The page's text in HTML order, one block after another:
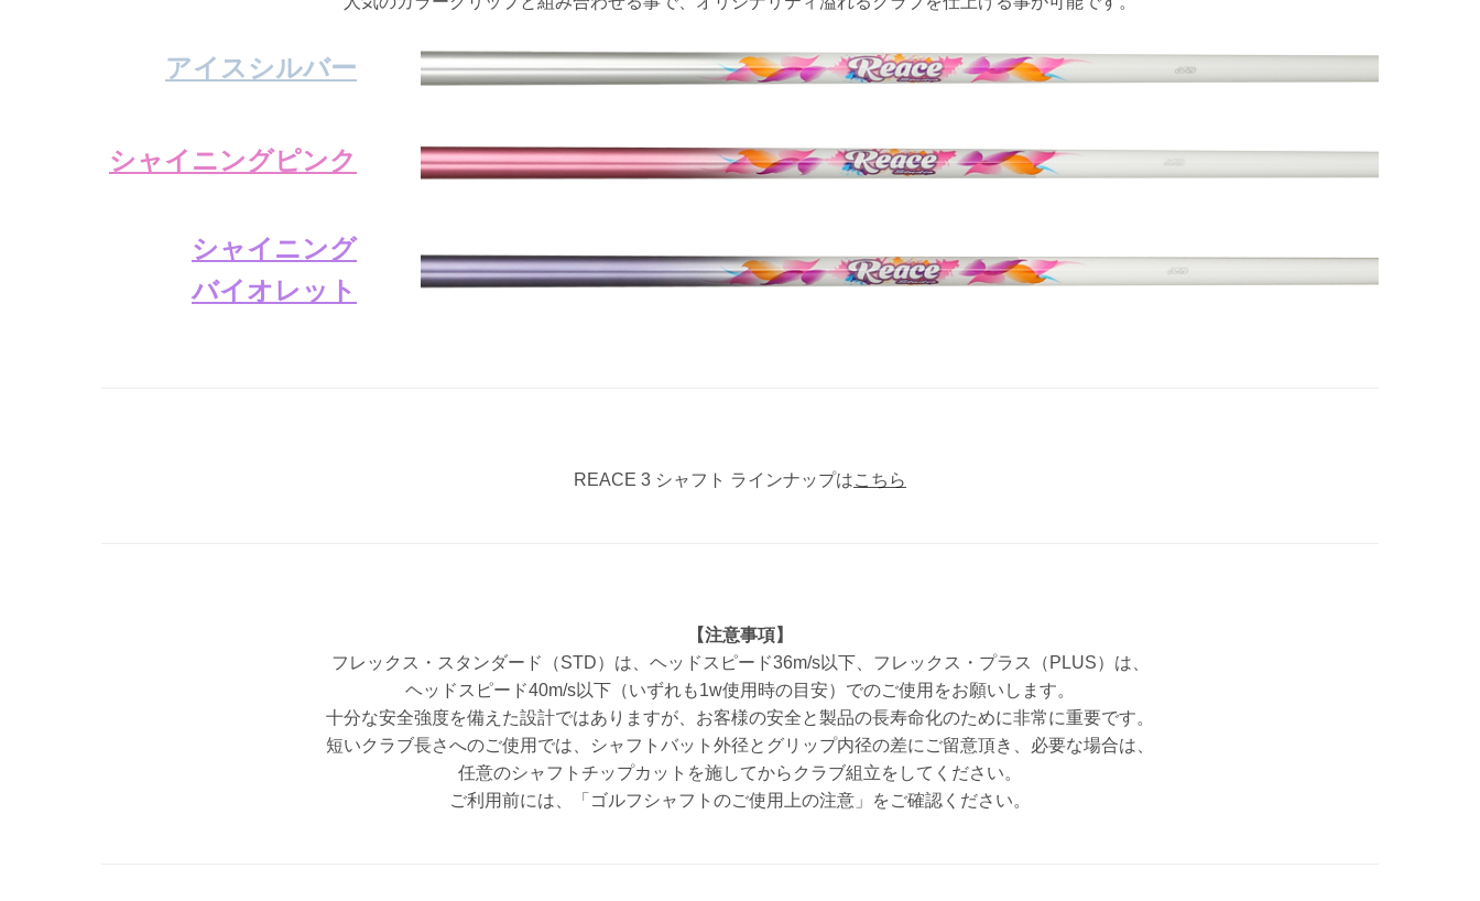
アイスシルバー
シャイニングピンク
シャイニング
バイオレット
REACE 3 シャフト ラインナップはこちら
【注意事項】
フレックス・スタンダード（STD）は、ヘッドスピード36m/s以下、フレックス・プラス（PLUS）は、
ヘッドスピード40m/s以下（いずれも1w使用時の目安）でのご使用をお願いします。
十分な安全強度を備えた設計ではありますが、お客様の安全と製品の長寿命化のために非常に重要です。
短いクラブ長さへのご使用では、シャフトバット外径とグリップ内径の差にご留意頂き、必要な場合は、
任意のシャフトチップカットを施してからクラブ組立をしてください。
ご利用前には、「ゴルフシャフトのご使用上の注意」をご確認ください。